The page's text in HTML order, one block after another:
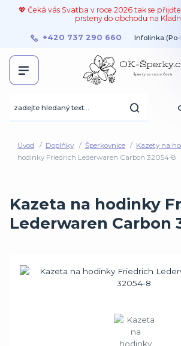
💖 Čeká vás Svatba v roce 2026 tak se
prsteny do obchodu na
+420 737 290 660
Úvod Doplňky Šperkovnice Kazety na
hodinky Friedrich Lederwaren Carbon 32054-8
Kazeta na hodinky
Lederwaren Carbon